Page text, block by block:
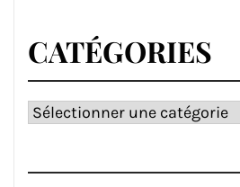
CATÉGORIES
Catégories